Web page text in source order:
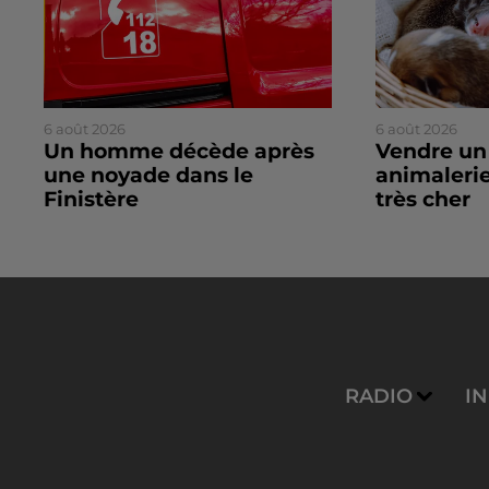
6 août 2026
Un homme décède après
une noyade dans le
Finistère
6 août 2026
Vendre
très cher
RADIO